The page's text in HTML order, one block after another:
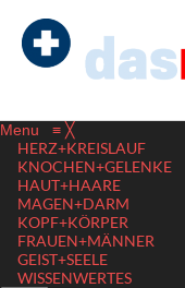
Menu ≡ ╳
HERZ+KREISLAUF
KNOCHEN+GELENKE
HAUT+HAARE
MAGEN+DARM
KOPF+KÖRPER
FRAUEN+MÄNNER
GEIST+SEELE
WISSENWERTES